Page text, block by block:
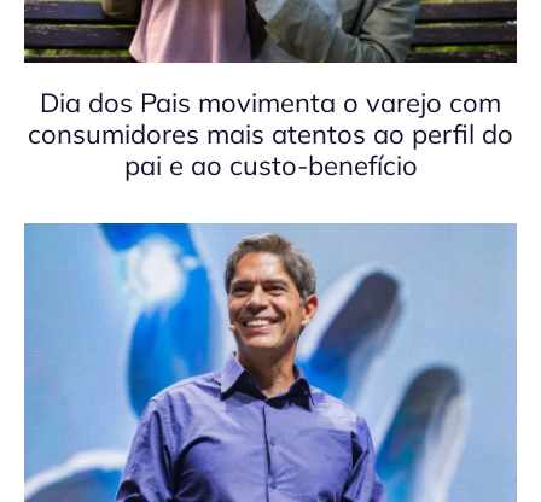
Dia dos Pais movimenta o varejo com
consumidores mais atentos ao perfil do
pai e ao custo-benefício